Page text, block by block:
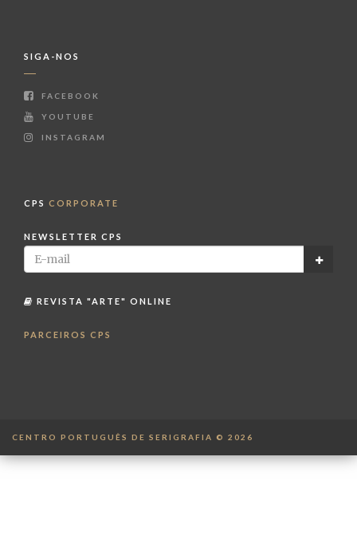
SIGA-NOS
FACEBOOK
YOUTUBE
INSTAGRAM
CPS CORPORATE
NEWSLETTER CPS
REVISTA "ARTE" ONLINE
PARCEIROS CPS
CENTRO PORTUGUÊS DE SERIGRAFIA © 2026